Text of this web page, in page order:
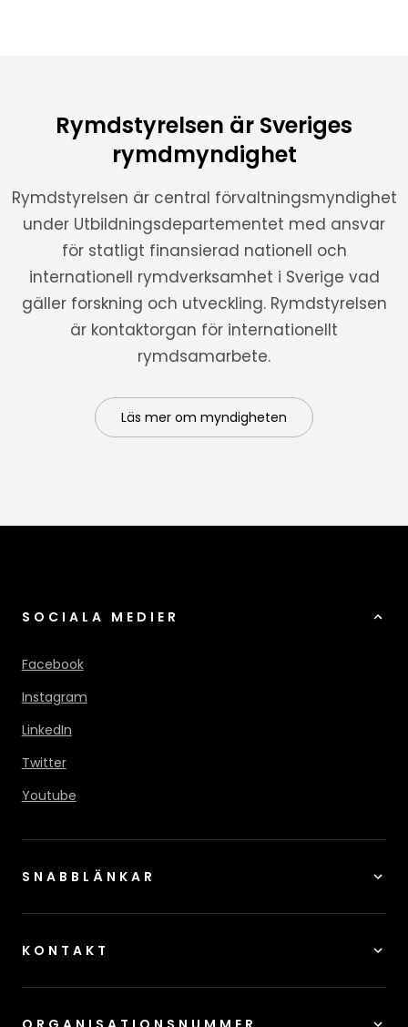
Rymdstyrelsen är Sveriges
rymdmyndighet
Rymdstyrelsen är central förvaltningsmyndighet
under Utbildningsdepartementet med ansvar
för statligt finansierad nationell och
internationell rymdverksamhet i Sverige vad
gäller forskning och utveckling. Rymdstyrelsen
är kontaktorgan för internationellt
rymdsamarbete.
Läs mer om myndigheten
SOCIALA MEDIER
Facebook
Instagram
LinkedIn
Twitter
Youtube
SNABBLÄNKAR
KONTAKT